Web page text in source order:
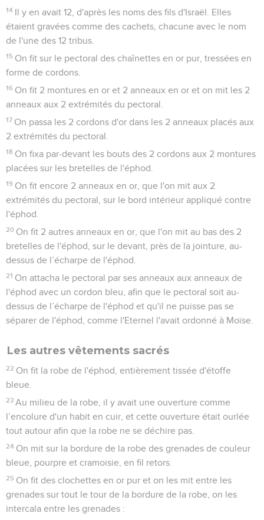
14 Il y en avait 12, d'après les noms des fils d'Israël. Elles
étaient gravées comme des cachets, chacune avec le nom
de l'une des 12 tribus.
15 On fit sur le pectoral des chaînettes en or pur, tressées en
forme de cordons.
16 On fit 2 montures en or et 2 anneaux en or et on mit les 2
anneaux aux 2 extrémités du pectoral.
17 On passa les 2 cordons d'or dans les 2 anneaux placés aux
2 extrémités du pectoral.
18 On fixa par-devant les bouts des 2 cordons aux 2 montures
placées sur les bretelles de l'éphod.
19 On fit encore 2 anneaux en or, que l'on mit aux 2
extrémités du pectoral, sur le bord intérieur appliqué contre
l'éphod.
20 On fit 2 autres anneaux en or, que l'on mit au bas des 2
bretelles de l'éphod, sur le devant, près de la jointure, au-
dessus de l’écharpe de l'éphod.
21 On attacha le pectoral par ses anneaux aux anneaux de
l'éphod avec un cordon bleu, afin que le pectoral soit au-
dessus de l’écharpe de l'éphod et qu'il ne puisse pas se
séparer de l'éphod, comme l'Eternel l'avait ordonné à Moïse.
Les autres vêtements sacrés
22 On fit la robe de l'éphod, entièrement tissée d'étoffe
bleue.
23 Au milieu de la robe, il y avait une ouverture comme
l’encolure d'un habit en cuir, et cette ouverture était ourlée
tout autour afin que la robe ne se déchire pas.
24 On mit sur la bordure de la robe des grenades de couleur
bleue, pourpre et cramoisie, en fil retors.
25 On fit des clochettes en or pur et on les mit entre les
grenades sur tout le tour de la bordure de la robe, on les
intercala entre les grenades :